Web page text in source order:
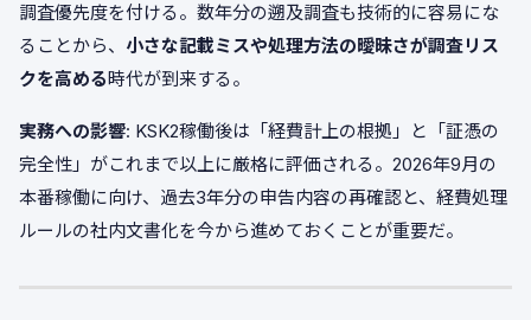
調査優先度を付ける。数年分の遡及調査も技術的に容易にな
ることから、 小さな記載ミスや処理方法の曖昧さが調査リス
クを高める時代が到来する。
実務への影響: KSK2稼働後は「経費計上の根拠」と「証憑の
完全性」がこれまで以上に厳格に評価される。2026年9月の
本番稼働に向け、過去3年分の申告内容の再確認と、経費処理
ルールの社内文書化を今から進めておくことが重要だ。